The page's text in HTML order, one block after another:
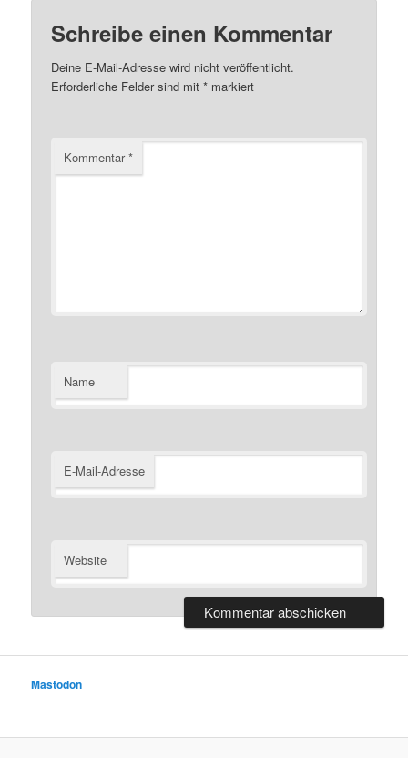
Schreibe einen Kommentar
Deine E-Mail-Adresse wird nicht veröffentlicht.
Erforderliche Felder sind mit* markiert
Kommentar*
Name
E-Mail-Adresse
Website
Mastodon